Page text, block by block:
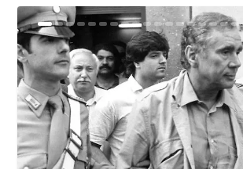
Ground Rules. Alejan...
«Rafael: Poesía subl...
Bienvenidos al circo...
Georges de La Tour. ...
Robert Capa: la hist...